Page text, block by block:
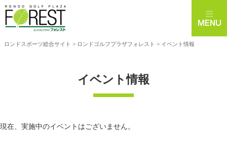
ロンドスポーツ総合サイト > ロンドゴルフプラザフォレスト > イベント情報
イベント情報
現在、実施中のイベントはございません。